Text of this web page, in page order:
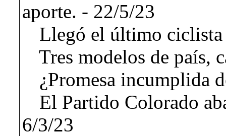
aporte. - 22/5/23
Llegó el último
Tres modelos de país,
¿Promesa incumplida
El Partido Colorado
6/3/23